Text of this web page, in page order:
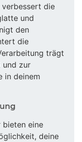
die
und
den
die
trägt
und zur
in deinem
bieten eine
deine